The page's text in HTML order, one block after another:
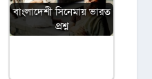
বাংলাদেশী সিনেমায় ভারত
প্রশ্ন